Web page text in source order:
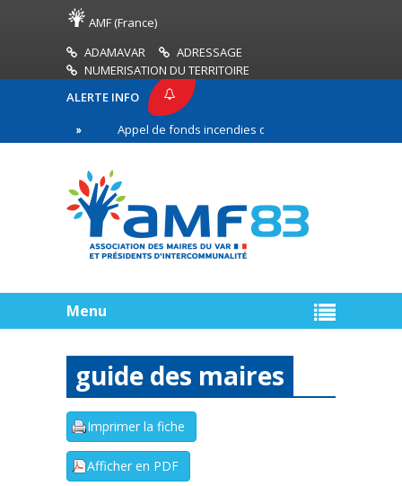
AMF (France)
ADAMAVAR
ADRESSAGE
NUMERISATION DU TERRITOIRE
ALERTE INFO
Appel de fonds incendies de forêt
ligne
Menu
guide des maires